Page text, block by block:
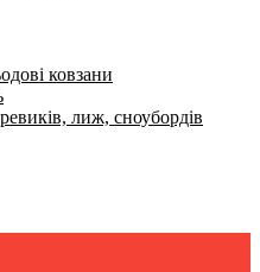
ковзани
лиж, сноубордів